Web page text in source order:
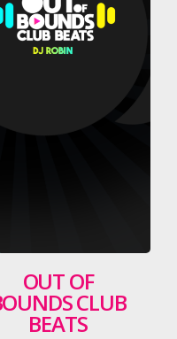
OUT OF
CLUB
BEATS